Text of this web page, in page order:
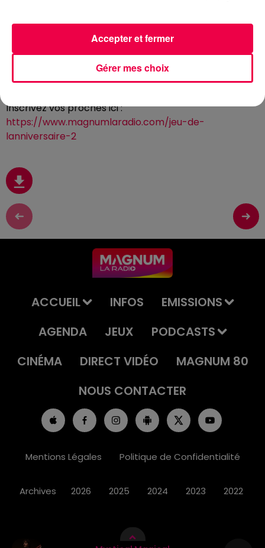
28 mai 2026 - 1 min 39 sec
(CLUB MAGNUM) LE JEU DE L'ANNIVERSAIRE
Inscrivez vos proches ici :
https://www.magnumlaradio.com/jeu-de-
lanniversaire-2
ACCUEIL INFOS
EMISSIONS
AGENDA
JEUX
PODCASTS
CINÉMA
DIRECT VIDÉO
MAGNUM 80
NOUS CONTACTER
Mentions Légales Politique de Confidentialité
Archives 2026 2025 2024 2023 2022
Gérer mes choix
Accepter et fermer